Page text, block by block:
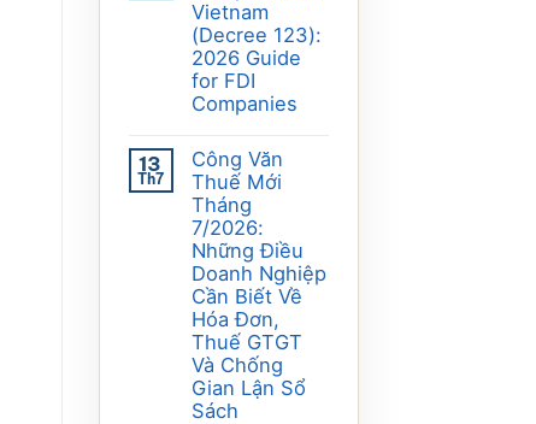
Vietnam
(Decree 123):
2026 Guide
for FDI
Companies
13
Th7
Công Văn
Thuế Mới
Tháng
7/2026:
Những Điều
Doanh Nghiệp
Cần Biết Về
Hóa Đơn,
Thuế GTGT
Và Chống
Gian Lận Sổ
Sách